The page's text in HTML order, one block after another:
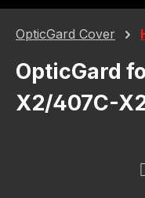
OpticGard Cover
OpticGard
X2/407C-
Přeskočit galerii